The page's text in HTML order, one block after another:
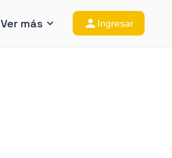
Ver más Ingresar